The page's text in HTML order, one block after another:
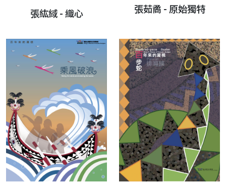
張紘緎 - 織心 張茹矞 - 原始獨特